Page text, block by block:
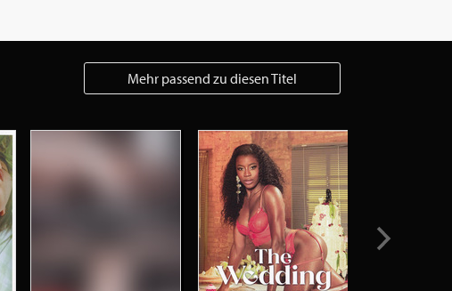
Mehr passend zu diesen Titel